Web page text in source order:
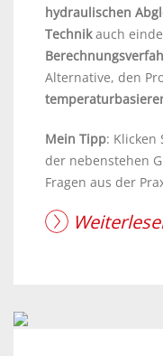
hydraulischen
Technikauch
Alternative, den
Mein Tipp: Klicken
der nebenstehen
Fragen aus der